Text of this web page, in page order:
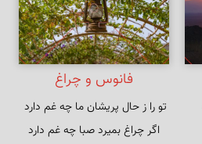
فانوس و چراغ
اگر چراغ بمیرد صبا چه غم دارد